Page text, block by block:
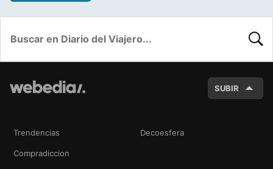
SUBIR
Trendencias Decoesfera
Compradiccion